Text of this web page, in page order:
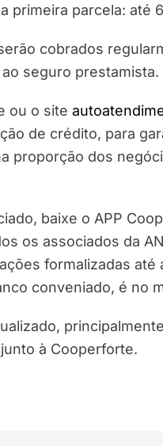
primeira parcela: até
cobrados
seguro prestamista.
ou o site
de crédito, para
proporção dos
baixe o APP
os associados da
formalizadas até
conveniado, é no
à Cooperforte.